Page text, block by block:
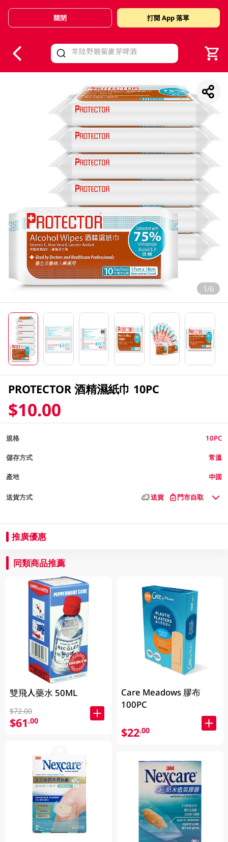
Valid Until 30 June 2026
關閉 打開 App 落單
1/6
PROTECTOR 酒精濕紙巾 10PC
$10.00
規格 10PC
儲存方式 常溫
產地 中國
送貨方式 送貨 門市自取
推廣優惠
同類商品推薦
雙飛人藥水 50ML
$72.00
$61.00
Care Meadows 膠布
100PC
$22.00